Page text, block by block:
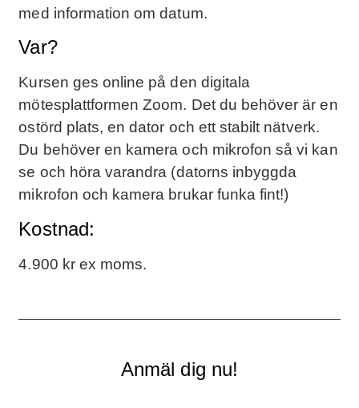
med information om datum.
Var?
Kursen ges online på den digitala
mötesplattformen Zoom. Det du behöver är en
ostörd plats, en dator och ett stabilt nätverk.
Du behöver en kamera och mikrofon så vi kan
se och höra varandra (datorns inbyggda
mikrofon och kamera brukar funka fint!)
Kostnad:
4.900 kr ex moms.
Anmäl dig nu!